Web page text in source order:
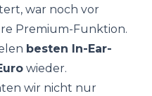
war noch vor
Premium-Funktion.
besten In-Ear-
wieder.
wir nicht nur